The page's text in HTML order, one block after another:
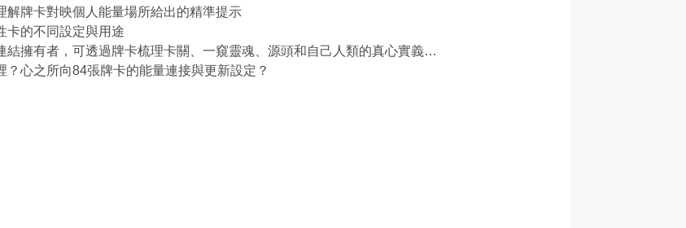
牌卡對映個人能量場所給出的精準提示
卡的不同設定與用途
結擁有者，可透過牌卡梳理卡關、一窺靈魂、源頭和自己人類的真心實義…
心之所向84張牌卡的能量連接與更新設定？